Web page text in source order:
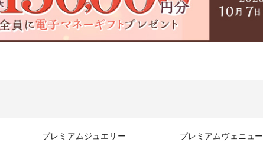
プレミアムジュエリー プレミアムヴェニュー